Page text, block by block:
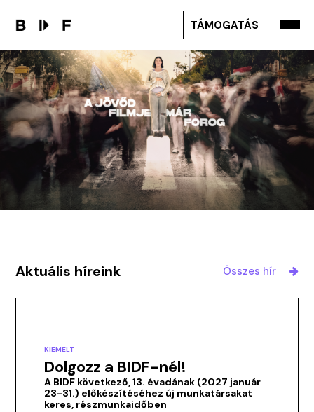
TÁMOGATÁS
Aktuális híreink Összes hír
KIEMELT
Dolgozz a BIDF-nél!
A BIDF következő, 13. évadának (2027 január
23-31.) előkészítéséhez új munkatársakat
keres, részmunkaidőben